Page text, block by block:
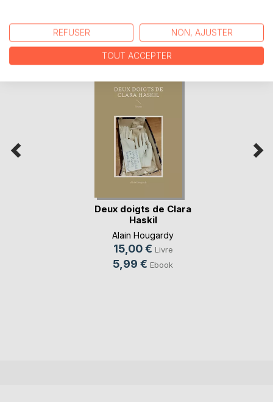
D’AUTRES TITRES À DÉCOUVRIR
Deux doigts de Clara
Haskil
Alain Hougardy
15,00 € Livre
5,99 € Ebook
REFUSER NON, AJUSTER
TOUT ACCEPTER